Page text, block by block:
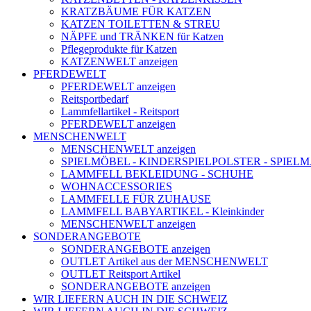
KRATZBÄUME FÜR KATZEN
KATZEN TOILETTEN & STREU
NÄPFE und TRÄNKEN für Katzen
Pflegeprodukte für Katzen
KATZENWELT anzeigen
PFERDEWELT
PFERDEWELT anzeigen
Reitsportbedarf
Lammfellartikel - Reitsport
PFERDEWELT anzeigen
MENSCHENWELT
MENSCHENWELT anzeigen
SPIELMÖBEL - KINDERSPIELPOLSTER -
LAMMFELL BEKLEIDUNG - SCHUHE
WOHNACCESSORIES
LAMMFELLE FÜR ZUHAUSE
LAMMFELL BABYARTIKEL - Kleinkinder
MENSCHENWELT anzeigen
SONDERANGEBOTE
SONDERANGEBOTE anzeigen
OUTLET Artikel aus der MENSCHENWELT
OUTLET Reitsport Artikel
SONDERANGEBOTE anzeigen
WIR LIEFERN AUCH IN DIE SCHWEIZ